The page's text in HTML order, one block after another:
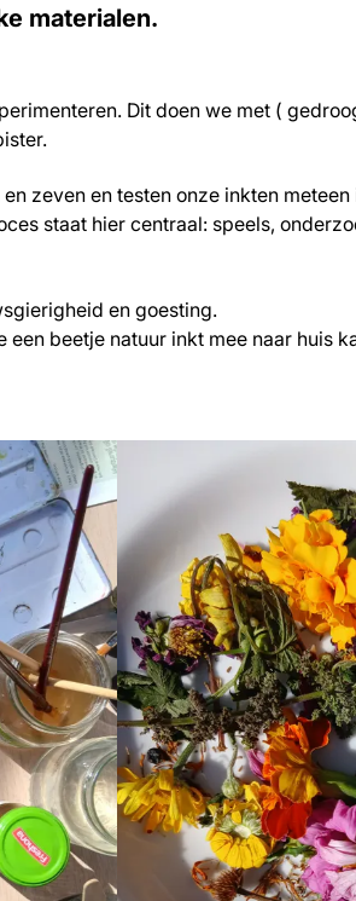
materialen.
Dit doen we met (
zeven en testen onze inkten
staat hier centraal: speels,
en goesting.
beetje natuur inkt mee naar huis